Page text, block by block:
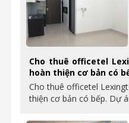
Cho thuê officetel
hoàn thiện cơ bản có
Cho thuê officetel
thiện cơ bản có bếp. Dự